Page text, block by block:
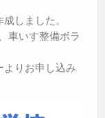
しました。
車いす整備ボラ
りお申し込み